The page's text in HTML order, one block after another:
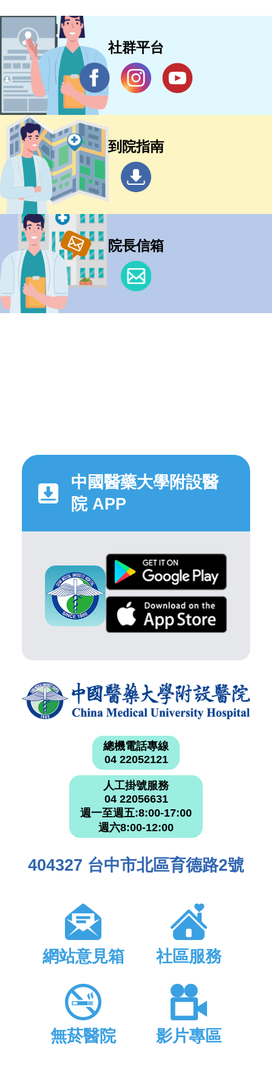
社群平台
到院指南
院長信箱
中國醫藥大學附設醫
院 APP
總機電話專線
04 22052121
人工掛號服務
04 22056631
週一至週五:8:00-17:00
週六8:00-12:00
404327 台中市北區育德路2號
網站意見箱 社區服務
無菸醫院 影片專區